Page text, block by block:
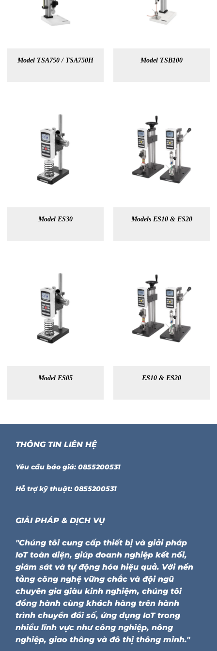
Model TSA750 / TSA750H Model TSB100
Model ES30 Models ES10 & ES20
Model ES05 ES10 & ES20
THÔNG TIN LIÊN HỆ
Yêu cầu báo giá: 0855200531
Hỗ trợ kỹ thuật: 0855200531
GIẢI PHÁP & DỊCH VỤ
"Chúng tôi cung cấp thiết bị và giải pháp
IoT toàn diện, giúp doanh nghiệp kết nối,
giám sát và tự động hóa hiệu quả. Với nền
tảng công nghệ vững chắc và đội ngũ
chuyên gia giàu kinh nghiệm, chúng tôi
đồng hành cùng khách hàng trên hành
trình chuyển đổi số, ứng dụng IoT trong
nhiều lĩnh vực như công nghiệp, nông
nghiệp, giao thông và đô thị thông minh."